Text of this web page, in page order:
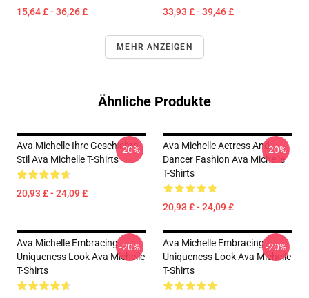
15,64 £ - 36,26 £ 33,93 £ - 39,46 £
MEHR ANZEIGEN
Ähnliche Produkte
Ava Michelle Ihre Geschichte
Stil Ava Michelle T-Shirts
20,93 £ - 24,09 £
-20%
Ava Michelle Actress And
Dancer Fashion Ava Michelle
T-Shirts
20,93 £ - 24,09 £
-20%
Ava Michelle Embracing
Uniqueness Look Ava Michelle
T-Shirts
-20%
Ava Michelle Embracing
Uniqueness Look Ava Michelle
T-Shirts
-20%